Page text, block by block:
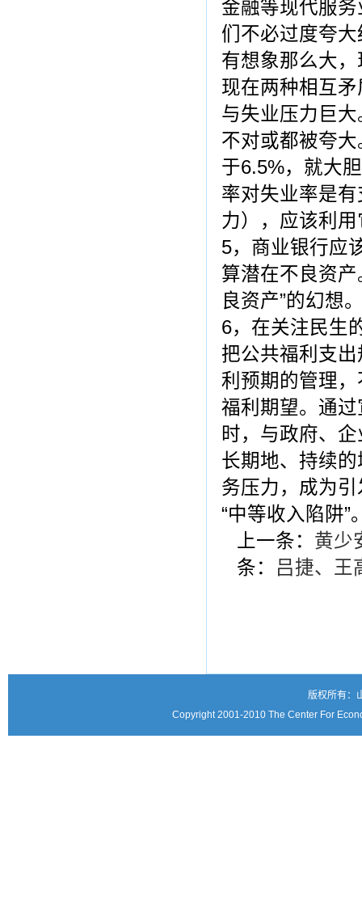
金融等现代服
们不必过度夸
有想象那么大
现在两种相互
与失业压力巨
不对或都被夸
于6.5%，就大
率对失业率是
力），应该利用
5，商业银行应
算潜在不良资
良资产”的幻想
6，在关注民生
把公共福利支
利预期的管理
福利期望。通
时，与政府、
长期地、持续
务压力，成为
“中等收入陷阱”
上一条： 黄少
条：
吕捷、王
版权所有：
Copyright 2001-2010 The Center For